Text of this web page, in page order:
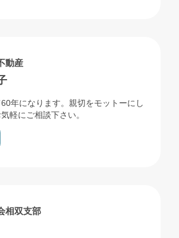
理
動産
年になります。親切をモットーにし
軽にご相談下さい。
体相双支部